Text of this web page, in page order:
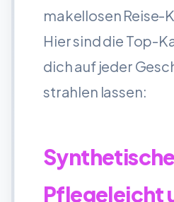
makellosen Reise-
Hier sind die Top-
dich auf jeder
strahlen lassen:
Pflegeleicht